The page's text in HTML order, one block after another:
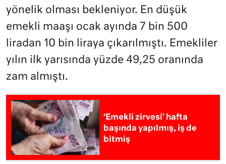
yönelik olması bekleniyor. En düşük
emekli maaşı ocak ayında 7 bin 500
liradan 10 bin liraya çıkarılmıştı. Emekliler
yılın ilk yarısında yüzde 49,25 oranında
zam almıştı.
‘Emekli zirvesi’ hafta
başında yapılmış, iş de
bitmiş